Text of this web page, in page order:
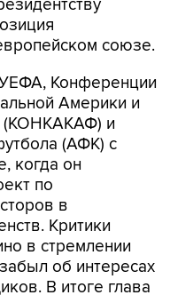
союзе.
Конференции
Америки и
(КОНКАКАФ) и
(АФК) с
когда он
по
в
Критики
в стремлении
об интересах
В итоге глава